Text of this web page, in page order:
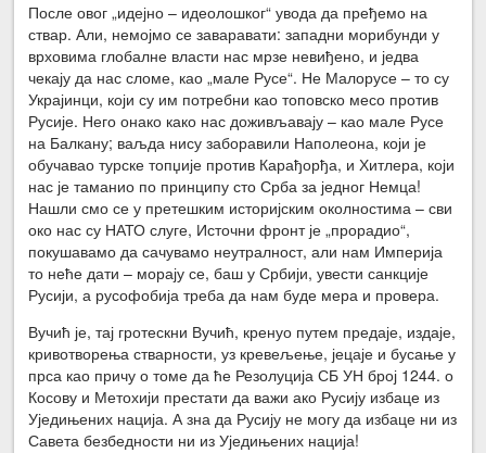
После овог „идејно – идеолошког“ увода да пређемо на
ствар. Али, немојмо се заваравати: западни морибунди у
врховима глобалне власти нас мрзе невиђено, и једва
чекају да нас сломе, као „мале Русе“. Не Малорусе – то су
Украјинци, који су им потребни као топовско месо против
Русије. Него онако како нас доживљавају – као мале Русе
на Балкану; ваљда нису заборавили Наполеона, који је
обучавао турске топџије против Карађорђа, и Хитлера, који
нас је таманио по принципу сто Срба за једног Немца!
Нашли смо се у претешким историјским околностима – сви
око нас су НАТО слуге, Источни фронт је „прорадио“,
покушавамо да сачувамо неутралност, али нам Империја
то неће дати – морају се, баш у Србији, увести санкције
Русији, а русофобија треба да нам буде мера и провера.
Вучић је, тај гротескни Вучић, кренуо путем предаје, издаје,
кривотворења стварности, уз кревељење, јецаје и бусање у
прса као причу о томе да ће Резолуција СБ УН број 1244. о
Косову и Метохији престати да важи ако Русију избаце из
Уједињених нација. А зна да Русију не могу да избаце ни из
Савета безбедности ни из Уједињених нација!